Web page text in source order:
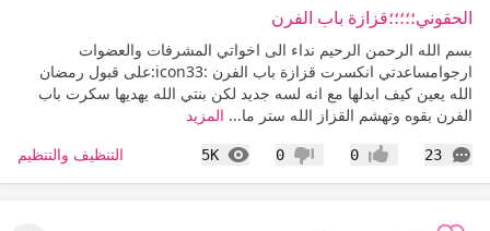
الحقوني؛؛؛؛؛قزازة باب الفرن
بسم الله الرحمن الرحيم نداء الى اخواتي المشرفات والعضوات
ارجوامساعدتي انكسرت قزازة باب الفرن :icon33:على قبول رمضان
الله يعين كيف ابدلها مع انه لسه جديد لكن بنتي الله يهديها سكرت باب
الفرن بقوه وتهشم القزاز الله ستر ما... المزيد
23
التعليقات إعجاب0 عدم إعجاب
0
5K
المشاهدات التنظيف والتنظيم